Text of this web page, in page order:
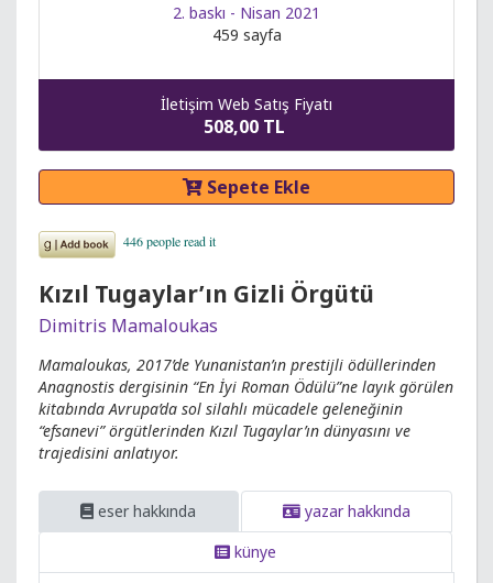
2. baskı - Nisan 2021
459 sayfa
İletişim Web Satış Fiyatı
508,00 TL
Sepete Ekle
Kızıl Tugaylar’ın Gizli Örgütü
Dimitris Mamaloukas
Mamaloukas, 2017’de Yunanistan’ın prestijli ödüllerinden
Anagnostis dergisinin “En İyi Roman Ödülü”ne layık görülen
kitabında Avrupa’da sol silahlı mücadele geleneğinin
“efsanevi” örgütlerinden Kızıl Tugaylar’ın dünyasını ve
trajedisini anlatıyor.
eser hakkında
yazar hakkında
künye